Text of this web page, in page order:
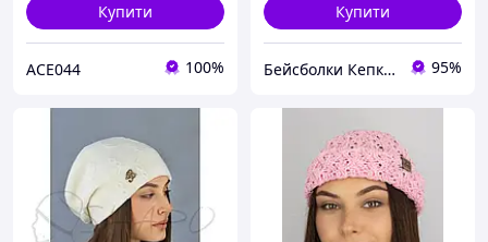
Купити
ACE044 100%
Купити
Бейсболки Кепки Шапки Аксесуари оптом со склада 95%